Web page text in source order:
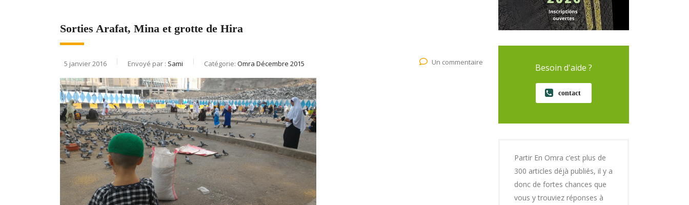
Sorties Arafat, Mina et grotte de Hira
5 janvier 2016 Envoyé par : Sami Catégorie: Omra Décembre 2015 Un commentaire Besoin d'aide ?
contact
Partir En Omra c’est plus de
300 articles déjà publiés, il y a
donc de fortes chances que
vous y trouviez réponses à